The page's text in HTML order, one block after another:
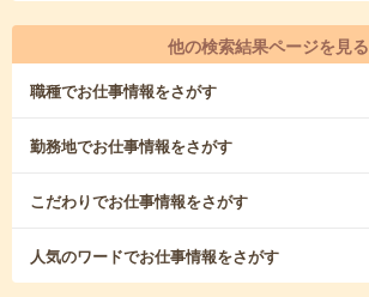
他の検索結果ページを見る
職種でお仕事情報をさがす
勤務地でお仕事情報をさがす
こだわりでお仕事情報をさがす
人気のワードでお仕事情報をさがす